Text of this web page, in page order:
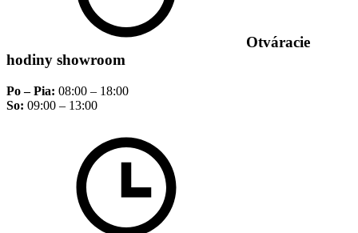
Otváracie
hodiny showroom
Po – Pia: 08:00 – 18:00
So: 09:00 – 13:00